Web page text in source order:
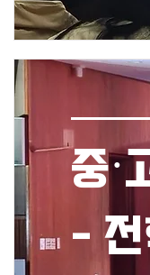
중·
-